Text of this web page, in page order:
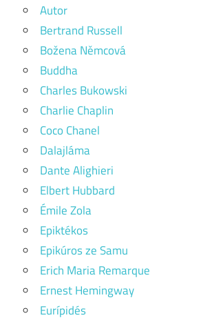
Autor
Bertrand Russell
Božena Němcová
Buddha
Charles Bukowski
Charlie Chaplin
Coco Chanel
Dalajláma
Dante Alighieri
Elbert Hubbard
Émile Zola
Epiktékos
Epikúros ze Samu
Erich Maria Remarque
Ernest Hemingway
Eurípidés